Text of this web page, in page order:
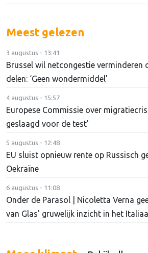
Meest gelezen
3 augustus - 13:41
Brussel wil netcongestie
delen: ‘Geen wondermiddel’
4 augustus - 15:57
Europese Commissie over
geslaagd voor de test'
5 augustus - 12:48
EU sluist opnieuw rente op Russisch
Oekraïne
6 augustus - 11:08
Onder de Parasol | Nicoletta Verna
van Glas' gruwelijk inzicht in het